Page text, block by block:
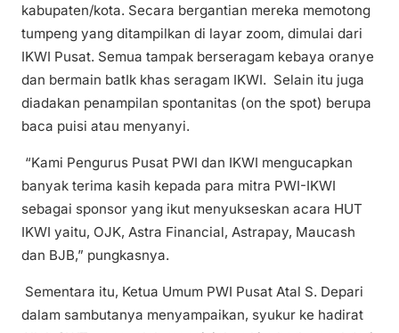
kabupaten/kota. Secara bergantian mereka memotong
tumpeng yang ditampilkan di layar zoom, dimulai dari
IKWI Pusat. Semua tampak berseragam kebaya oranye
dan bermain batIk khas seragam IKWI. Selain itu juga
diadakan penampilan spontanitas (on the spot) berupa
baca puisi atau menyanyi.
“Kami Pengurus Pusat PWI dan IKWI mengucapkan
banyak terima kasih kepada para mitra PWI-IKWI
sebagai sponsor yang ikut menyukseskan acara HUT
IKWI yaitu, OJK, Astra Financial, Astrapay, Maucash
dan BJB,” pungkasnya.
Sementara itu, Ketua Umum PWI Pusat Atal S. Depari
dalam sambutanya menyampaikan, syukur ke hadirat